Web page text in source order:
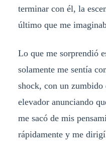
terminar con él, la
último que me
Lo que me sorprendió
solamente me sentía
shock, con un zumbido
elevador anunciando
me sacó de mis
rápidamente y me